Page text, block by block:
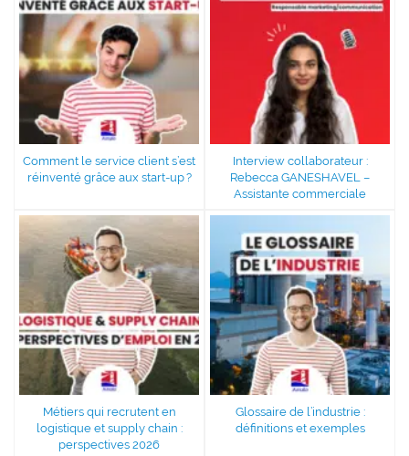
Comment le service client s’est
réinventé grâce aux start-up ?
Interview collaborateur :
Rebecca GANESHAVEL –
Assistante commerciale
Métiers qui recrutent en
logistique et supply chain :
perspectives 2026
Glossaire de l’industrie :
définitions et exemples